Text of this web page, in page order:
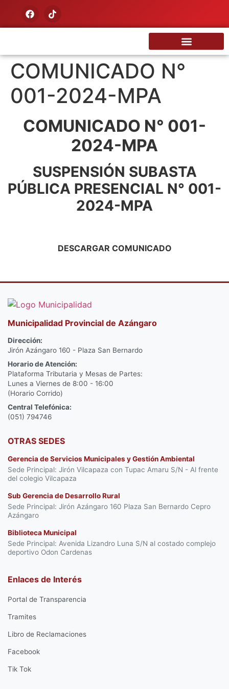
COMUNICADO N°
001-2024-MPA
COMUNICADO N° 001-
2024-MPA
SUSPENSIÓN SUBASTA
PÚBLICA PRESENCIAL N° 001-
2024-MPA
DESCARGAR COMUNICADO
Municipalidad Provincial de Azángaro
Dirección:
Jirón Azángaro 160 - Plaza San Bernardo
Horario de Atención:
Plataforma Tributaria y Mesas de Partes:
Lunes a Viernes de 8:00 - 16:00
(Horario Corrido)
Central Telefónica:
(051) 794746
OTRAS SEDES
Gerencia de Servicios Municipales y Gestión Ambiental
Sede Principal: Jirón Vilcapaza con Tupac Amaru S/N - Al frente
del colegio Vilcapaza
Sub Gerencia de Desarrollo Rural
Sede Principal: Jirón Azángaro 160 Plaza San Bernardo Cepro
Azángaro
Biblioteca Municipal
Sede Principal: Avenida Lizandro Luna S/N al costado complejo
deportivo Odon Cardenas
Enlaces de Interés
Portal de Transparencia
Tramites
Libro de Reclamaciones
Facebook
Tik Tok